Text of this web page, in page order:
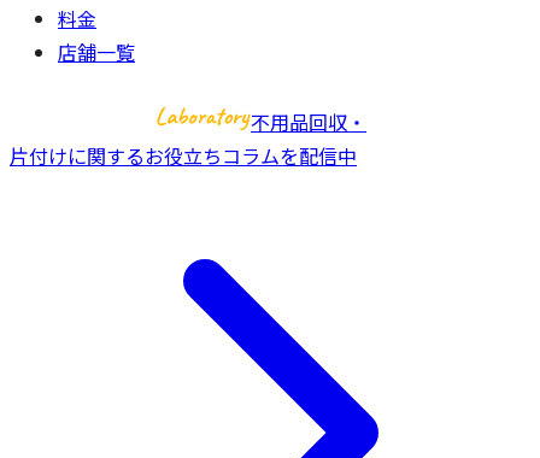
料金
店舗一覧
不用品回収・
片付けに関するお役立ちコラムを配信中